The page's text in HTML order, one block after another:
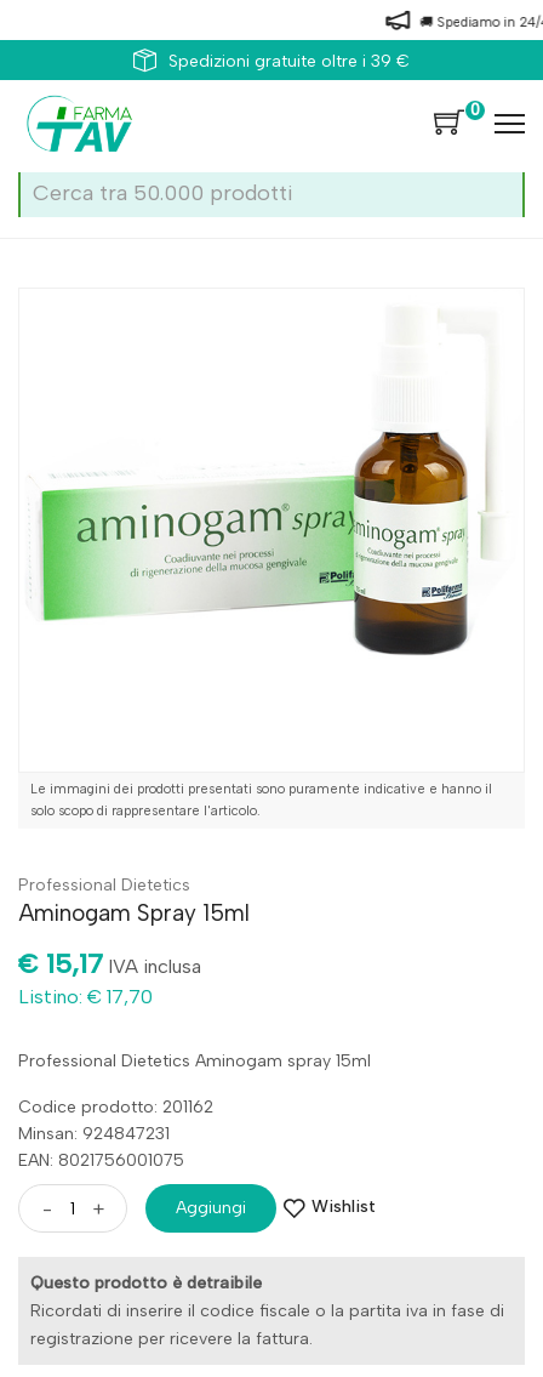
🚚 Spediamo in 24/48
Spedizioni gratuite oltre i 39 €
0
Le immagini dei prodotti presentati sono puramente indicative e hanno il
solo scopo di rappresentare l'articolo.
Professional Dietetics
Aminogam Spray 15ml
€ 15,17 IVA inclusa
Listino: € 17,70
Professional Dietetics Aminogam spray 15ml
Codice prodotto: 201162
Minsan: 924847231
EAN: 8021756001075
- + Aggiungi Wishlist
Questo prodotto è detraibile
Ricordati di inserire il codice fiscale o la partita iva in fase di
registrazione per ricevere la fattura.